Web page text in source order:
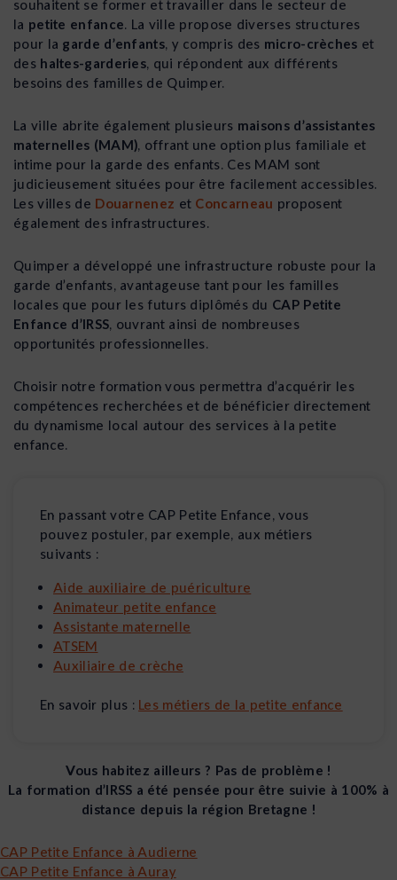
souhaitent se former et travailler dans le secteur de
la petite enfance . La ville propose diverses structures
pour la garde d’enfants, y compris des micro-crèches et
des haltes-garderies , qui répondent aux différents
besoins des familles de Quimper.
La ville abrite également plusieurs maisons d’assistantes
maternelles (MAM), offrant une option plus familiale et
intime pour la garde des enfants. Ces MAM sont
judicieusement situées pour être facilement accessibles.
Les villes de Douarnenez et Concarneau proposent
également des infrastructures.
Quimper a développé une infrastructure robuste pour la
garde d’enfants, avantageuse tant pour les familles
locales que pour les futurs diplômés du CAP Petite
Enfance d’IRSS, ouvrant ainsi de nombreuses
opportunités professionnelles.
Choisir notre formation vous permettra d’acquérir les
compétences recherchées et de bénéficier directement
du dynamisme local autour des services à la petite
enfance.
En passant votre CAP Petite Enfance, vous
pouvez postuler, par exemple, aux métiers
suivants :
Aide auxiliaire de puériculture
Animateur petite enfance
Assistante maternelle
ATSEM
Auxiliaire de crèche
En savoir plus : Les métiers de la petite enfance
Vous habitez ailleurs ? Pas de problème !
La formation d’IRSS a été pensée pour être suivie à 100% à
distance depuis la région Bretagne !
CAP Petite Enfance à Audierne
CAP Petite Enfance à Auray